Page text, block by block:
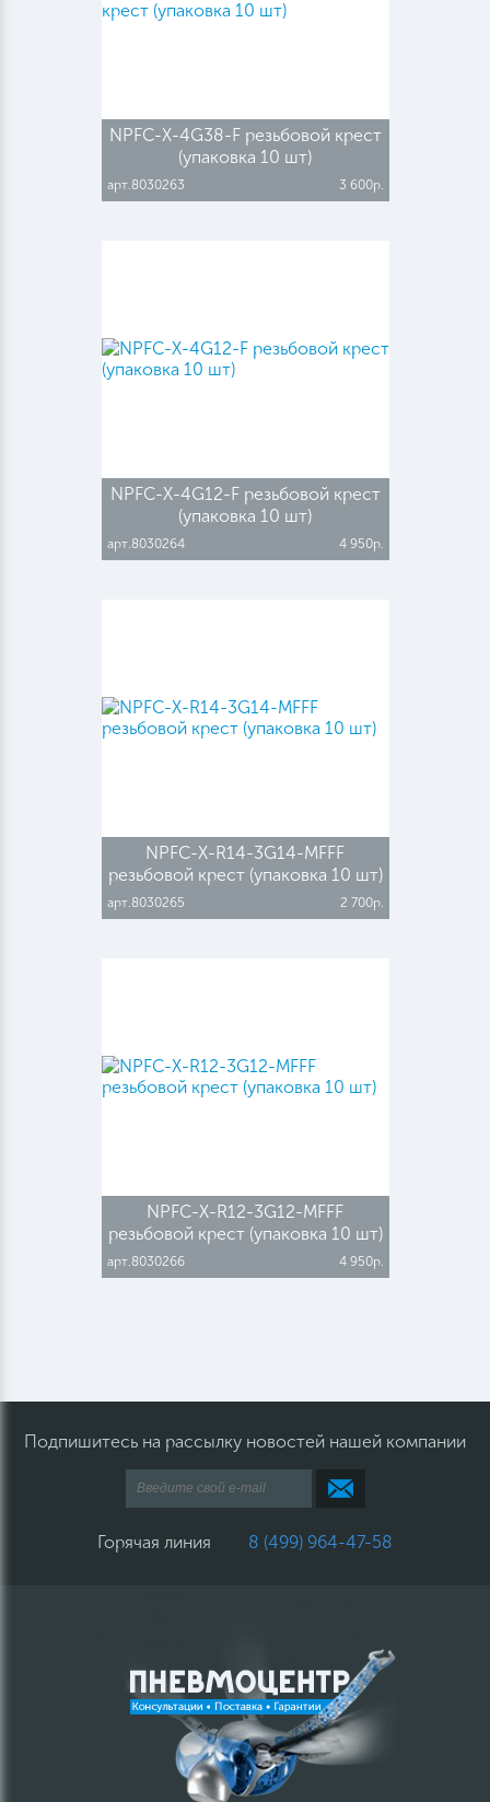
NPFC-X-4G38-F резьбовой крест
(упаковка 10 шт)
арт.8030263 3 600р.
NPFC-X-4G12-F резьбовой крест
(упаковка 10 шт)
арт.8030264 4 950р.
NPFC-X-R14-3G14-MFFF
резьбовой крест (упаковка 10 шт)
арт.8030265 2 700р.
NPFC-X-R12-3G12-MFFF
резьбовой крест (упаковка 10 шт)
арт.8030266 4 950р.
Подпишитесь на рассылку новостей нашей компании
Горячая линия 8 (499) 964-47-58